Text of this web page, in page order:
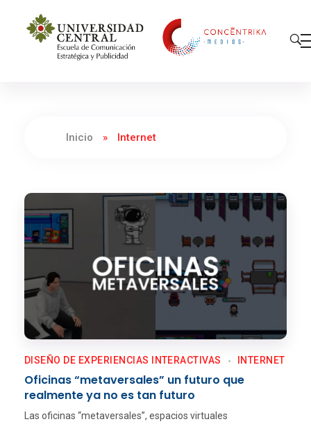
Inicio » Internet
Oficinas “metaversales” un futuro que
realmente ya no es tan futuro
DISEÑO DE EXPERIENCIAS INTERACTIVAS INTERNET
Las oficinas “metaversales”, espacios virtuales